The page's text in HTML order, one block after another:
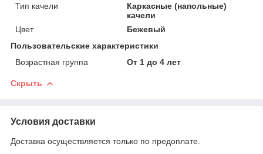
Тип качели
Каркасные (напольные)
качели
Цвет
Бежевый
Пользовательские характеристики
Возрастная группа
От 1 до 4 лет
Скрыть
Условия доставки
Доставка осуществляется только по предоплате.